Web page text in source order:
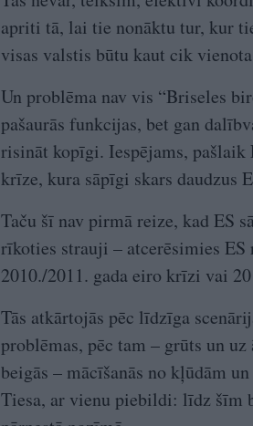
apriti tā, lai tie nonāktu tur, kur
visas valstis būtu kaut cik
Un problēma nav vis “Briseles
pašaurās funkcijas, bet gan
risināt kopīgi. Iespējams,
krīze, kura sāpīgi skars daudzus
Taču šī nav pirmā reize, kad ES
rīkoties strauji – atcerēsimies
2010./2011. gada eiro krīzi vai
Tās atkārtojās pēc līdzīga
problēmas, pēc tam – grūts un
beigās – mācīšanās no kļūdām
Tiesa, ar vienu piebildi: līdz šīm